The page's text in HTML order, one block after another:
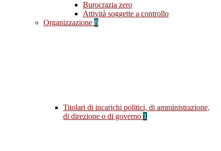
Burocrazia zero
Attività soggette a controllo
Organizzazione 8
Titolari di incarichi politici, di amministrazione,
di direzione o di governo 1